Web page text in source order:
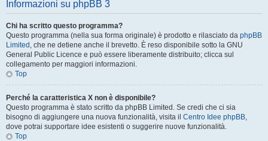
Informazioni su phpBB 3
Chi ha scritto questo programma?
Questo programma (nella sua forma originale) è prodotto e rilasciato da phpBB
Limited , che ne detiene anche il brevetto. È reso disponibile sotto la GNU
General Public Licence e può essere liberamente distribuito; clicca sul
collegamento per maggiori informazioni.
Top
Perché la caratteristica X non è disponibile?
Questo programma è stato scritto da phpBB Limited. Se credi che ci sia
bisogno di aggiungere una nuova funzionalità, visita il Centro Idee phpBB,
dove potrai supportare idee esistenti o suggerire nuove funzionalità.
Top